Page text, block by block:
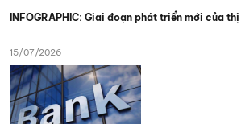
INFOGRAPHIC: Giai đoạn phát triển mới của
15/07/2026